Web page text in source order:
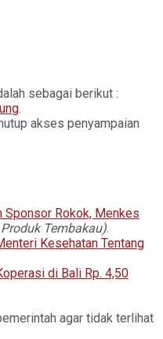
sebagai berikut :
.
akses penyampaian
Sponsor Rokok, Menkes
Tembakau).
Kesehatan Tentang
di Bali Rp. 4,50
agar tidak terlihat